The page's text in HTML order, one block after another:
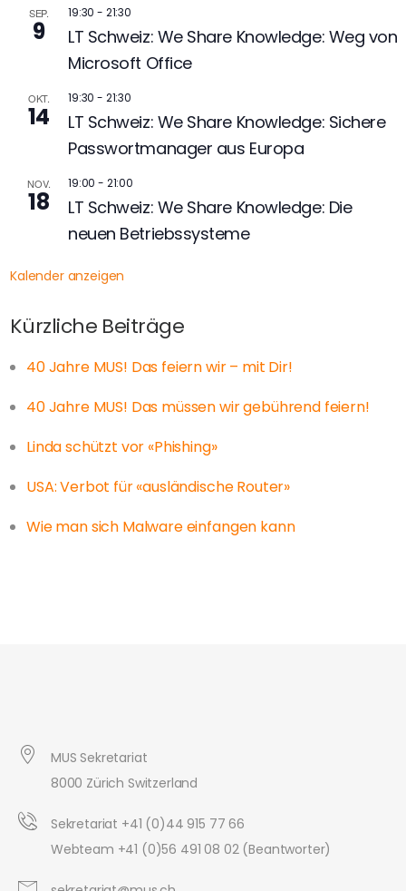
SEP.
9
19:30 - 21:30
LT Schweiz: We Share Knowledge: Weg von
Microsoft Office
OKT.
14
19:30 - 21:30
LT Schweiz: We Share Knowledge: Sichere
Passwortmanager aus Europa
NOV.
18
19:00 - 21:00
LT Schweiz: We Share Knowledge: Die
neuen Betriebssysteme
Kalender anzeigen
Kürzliche Beiträge
40 Jahre MUS! Das feiern wir – mit Dir!
40 Jahre MUS! Das müssen wir gebührend feiern!
Linda schützt vor «Phishing»
USA: Verbot für «ausländische Router»
Wie man sich Malware einfangen kann
MUS Sekretariat
8000 Zürich Switzerland
Sekretariat +41 (0)44 915 77 66
Webteam +41 (0)56 491 08 02 (Beantworter)